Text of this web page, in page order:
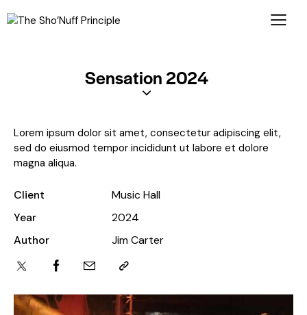
Sensation 2024
Lorem ipsum dolor sit amet, consectetur adipiscing elit,
sed do eiusmod tempor incididunt ut labore et dolore
magna aliqua.
Client
Music Hall
Year
2024
Author
Jim Carter